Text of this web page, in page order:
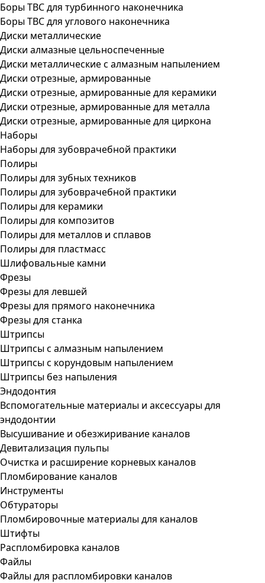
Боры ТВС для турбинного наконечника
Боры ТВС для углового наконечника
Диски металлические
Диски алмазные цельноспеченные
Диски металлические с алмазным напылением
Диски отрезные, армированные
Диски отрезные, армированные для керамики
Диски отрезные, армированные для металла
Диски отрезные, армированные для циркона
Наборы
Наборы для зубоврачебной практики
Полиры
Полиры для зубных техников
Полиры для зубоврачебной практики
Полиры для керамики
Полиры для композитов
Полиры для металлов и сплавов
Полиры для пластмасс
Шлифовальные камни
Фрезы
Фрезы для левшей
Фрезы для прямого наконечника
Фрезы для станка
Штрипсы
Штрипсы c алмазным напылением
Штрипсы c корундовым напылением
Штрипсы без напыления
Эндодонтия
Вспомогательные материалы и аксессуары для
эндодонтии
Высушивание и обезжиривание каналов
Девитализация пульпы
Очистка и расширение корневых каналов
Пломбирование каналов
Инструменты
Обтураторы
Пломбировочные материалы для каналов
Штифты
Распломбировка каналов
Файлы
Файлы для распломбировки каналов